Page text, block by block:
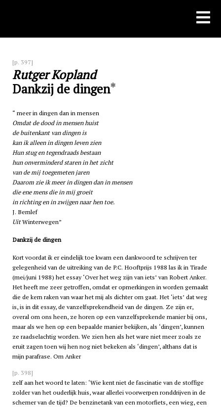
[p. 397]
Rutger Kopland
Dankzij de dingen*
meer in dingen dan in mensen
Omdat de dood in mensen huist
de buitenkant van dingen is
kan ik alleen in dingen leven zien
Hun stug en tegendraads bestaan
hun onverminderd staren in het zicht
van de mij toegemeten jaren
Daarom zie ik meer in dingen dan in mensen
die ene mens die in mij groeit
in richting en in zwijgen naar hen toe.
J. Bernlef
UitWinterwegen
Dankzij de dingen
Kort voordat ik er eindelijk toe kwam een dankwoord te schrijven ter
gelegenheid van de uitreiking van de P.C. Hooftprijs 1988 las ik in Tirade
(mei/juni 1988) het essay ‘Over het weg zijn van iets’ van Robert Anker.
Het heeft me zeer getroffen, omdat er opmerkingen in worden gemaakt
die de kern raken van waar het mij als dichter om gaat. Het ‘iets’ dat weg
is, is in dit essay, de vanzelfsprekendheid van de dingen. Ze zijn er,
overal om ons heen, ze horen op een vanzelfsprekende manier bij ons,
maar als we hen op een bepaalde manier bekijken, als ‘dingen’, kunnen
ze raadselachtig worden. We zien hen als het ware niet meer zoals ze
eruit zagen toen wij hen nog niet bekeken als ‘dingen’, althans dat is
mijn parafrase. Om Anker
[p. 398]
zelf aan het woord te laten: ‘Wie kent niet de fascinatie van de stoffige
zolder van het ouderlijk huis, waar allerlei voorwerpen ronddrijven in de
schemer van de tijd? De benzinetank van een motorfiets, een wieg, een